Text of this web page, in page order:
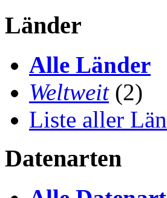
Länder
Alle Länder
Weltweit(2)
Liste aller
Datenarten